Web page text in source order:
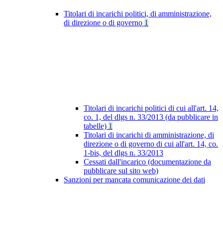
Titolari di incarichi politici, di amministrazione,
di direzione o di governo 1
Titolari di incarichi politici di cui all'art. 14,
co. 1, del dlgs n. 33/2013 (da pubblicare in
tabelle) 1
Titolari di incarichi di amministrazione, di
direzione o di governo di cui all'art. 14, co.
1-bis, del dlgs n. 33/2013
Cessati dall'incarico (documentazione da
pubblicare sul sito web)
Sanzioni per mancata comunicazione dei dati